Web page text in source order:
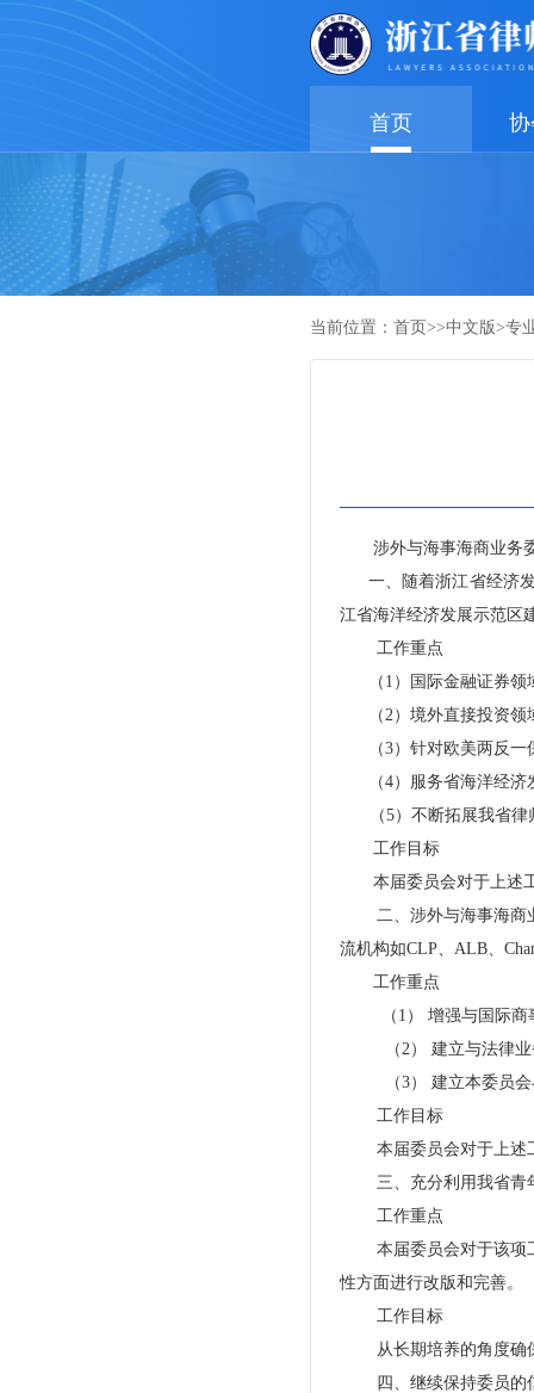
首页
当前位置： 首页 >>中文版>专
涉外与海事海商业务
一、随着浙江省经济
江省海洋经济发展示范区
工作重点
（1）国际金融证券
（2）境外直接投资
（3）针对欧美两反
（4）服务省海洋经
（5）不断拓展我省
工作目标
本届委员会对于上述
二、涉外与海事海商
流机构如CLP、ALB、
工作重点
（1）增强与国际商
（2） 建立与法律
（3） 建立本委员
工作目标
本届委员会对于上述
三、充分利用我省青
工作重点
本届委员会对于该项
性方面进行改版和完善。
工作目标
从长期培养的角度确
四、继续保持委员